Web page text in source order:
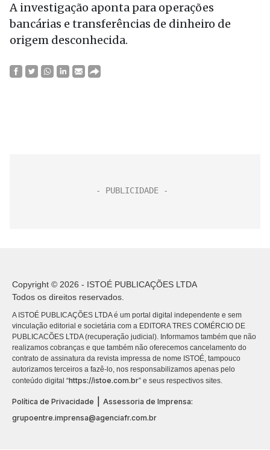
A investigação aponta para operações
bancárias e transferências de dinheiro de
origem desconhecida.
Copyright © 2026 - ISTOÉ PUBLICAÇÕES LTDA
Todos os direitos reservados.
A ISTOÉ PUBLICAÇÕES LTDA é um portal digital independente e sem
vinculação editorial e societária com a EDITORA TRES COMÉRCIO DE
PUBLICACÕES LTDA (recuperação judicial). Informamos também que não
realizamos cobranças e que também não oferecemos cancelamento do
contrato de assinatura da revista impressa de nome ISTOÉ, tampouco
autorizamos terceiros a fazê-lo, nos responsabilizamos apenas pelo
conteúdo digital “https://istoe.com.br” e seus respectivos sites.
Política de Privacidade
Assessoria de Imprensa:
grupoentre.imprensa@agenciafr.com.br